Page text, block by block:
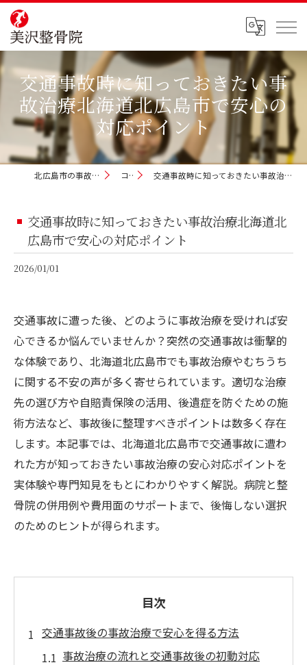
交通事故時に知っておきたい事
故治療北海道北広島市で安心の
対応ポイント
北広島市の事故治療なら美沢整骨院 コラム 交通事故時に知っておきたい事故治療北海道北広島市で安心の対応ポイント
交通事故時に知っておきたい事故治療北海道北
広島市で安心の対応ポイント
2026/01/01
交通事故に遭った後、どのように事故治療を受ければ安
心できるか悩んでいませんか？突然の交通事故は衝撃的
な体験であり、北海道北広島市でも事故治療やむちうち
に関する不安の声が多く寄せられています。適切な治療
先の選び方や自賠責保険の活用、後遺症を防ぐための施
術方法など、事故後に整理すべきポイントは数多く存在
します。本記事では、北海道北広島市で交通事故に遭わ
れた方が知っておきたい事故治療の安心対応ポイントを
実体験や専門知見をもとにわかりやすく解説。病院と整
骨院の併用例や費用面のサポートまで、後悔しない選択
のためのヒントが得られます。
目次
交通事故後の事故治療で安心を得る方法
事故治療の流れと交通事故後の初動対応